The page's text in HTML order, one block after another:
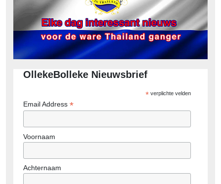
OllekeBolleke Nieuwsbrief
*verplichte velden
Email Address *
Voornaam
Achternaam